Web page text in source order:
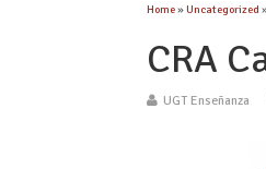
Home»Uncategorized
CRA
UGT Enseñanza